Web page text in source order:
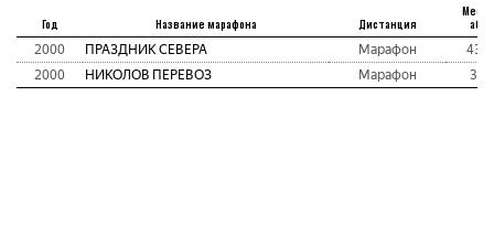
Год Название марафона Дистанция
Место
абс
2000 ПРАЗДНИК СЕВЕРА Марафон
431
2000
НИКОЛОВ ПЕРЕВОЗ Марафон 37